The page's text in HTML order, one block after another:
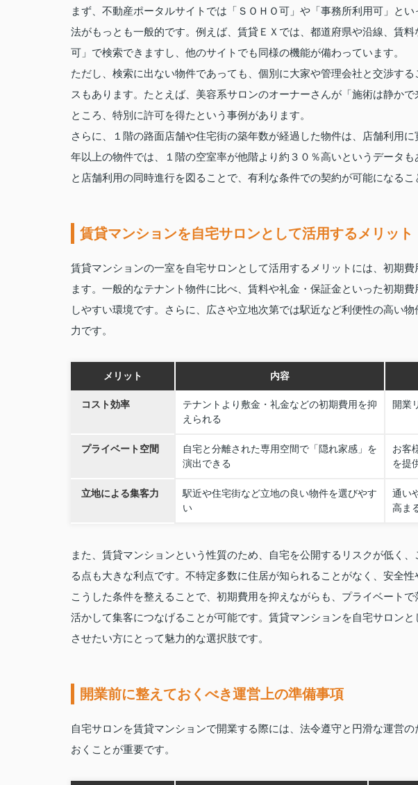
まず、不動産ポータルサイトでは「ＳＯＨＯ可」や「事務所利用可」と
法がもっとも一般的です。例えば、賃貸ＥＸでは、都道府県や沿線、賃
可」で検索できますし、他のサイトでも同様の機能が備わっています。
ただし、検索に出ない物件であっても、個別に大家や管理会社と交渉す
スもあります。たとえば、美容系サロンのオーナーさんが「施術は静か
ところ、特別に許可を得たという事例があります。
さらに、１階の路面店舗や住宅街の築年数が経過した物件は、店舗利用
年以上の物件では、１階の空室率が他階より約３０％高いというデータ
と店舗利用の同時進行を図ることで、有利な条件での契約が可能になるこ
賃貸マンションを自宅サロンとして活用するメリット
賃貸マンションの一室を自宅サロンとして活用するメリットには、初期
ます。一般的なテナント物件に比べ、賃料や礼金・保証金といった初期
しやすい環境です。さらに、広さや立地次第では駅近など利便性の高い
力です。
メリット 内容
コスト効率
テナントより敷金・礼金などの初期費用を抑
えられる
開業
プライベート空間
自宅と分離された専用空間で「隠れ家感」を
演出できる
お客
を提
立地による集客力
駅近や住宅街など立地の良い物件を選びやす
い
通い
高ま
また、賃貸マンションという性質のため、自宅を公開するリスクが低く
る点も大きな利点です。不特定多数に住居が知られることがなく、安全性
こうした条件を整えることで、初期費用を抑えながらも、プライベート
活かして集客につなげることが可能です。賃貸マンションを自宅サロン
させたい方にとって魅力的な選択肢です。
開業前に整えておくべき運営上の準備事項
自宅サロンを賃貸マンションで開業する際には、法令遵守と円滑な運営
おくことが重要です。